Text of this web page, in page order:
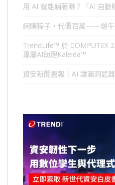
用 AI 就能躺著賺？「AI 自動
網購粽子，代價百萬——端午
TrendLife™ 於 COMPUTEX
專屬AI助理Kaleida™
資安新聞週報｜AI 讓漏洞武